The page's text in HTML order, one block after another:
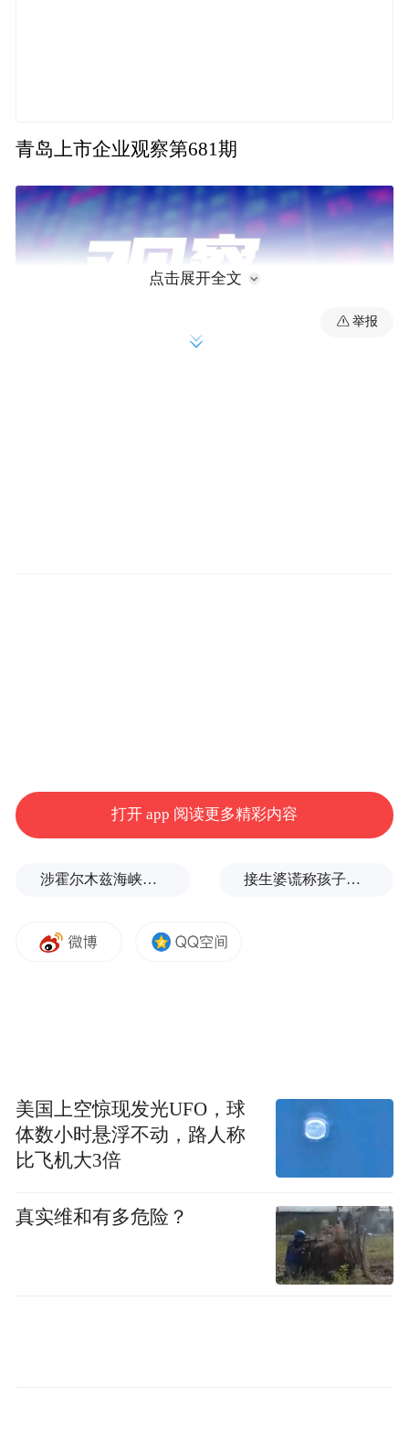
青岛上市企业观察第681期
公告显示，董事长黄华因“工作调动”辞去董
年2月28日被选举为董事长，仅仅过去了不到
今年1月，原属华润集团旗下、现已整体划归
中国资源循环集团的中资环绿投控股（深
过战略并购成为新之科技的第一大股东。
这意味着，在黄华短暂的董事长任期内，公
点击展开全文
举报
打开 app 阅读更多精彩内容
涉霍尔木兹海峡，伊朗与阿曼被曝达成临时协议框架 接生婆谎称孩子没保住，母亲坚信听到了哭声，38年后终于找到儿子
美国上空惊现发光UFO，球
体数小时悬浮不动，路人称
比飞机大3倍
真实维和有多危险？